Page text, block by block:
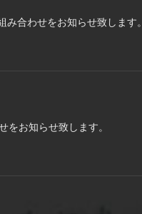
合わせをお知らせ致します。
お知らせ致します。